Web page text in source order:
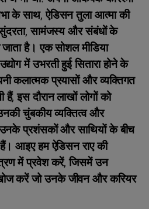
के साथ, ऐडिसन तुला आत्मा की
सामंजस्य और संबंधों के
है। एक सोशल मीडिया
में उभरती हुई सितारा होने के
कलात्मक प्रयासों और व्यक्तिगत
इस दौरान लाखों लोगों को
चुंबकीय व्यक्तित्व और
प्रशंसकों और साथियों के बीच
आइए हम ऐडिसन राए की
में प्रवेश करें, जिसमें उन
करें जो उनके जीवन और करियर